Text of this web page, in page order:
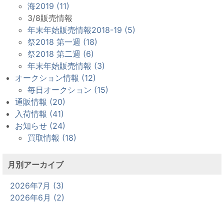
海2019 (11)
3/8販売情報
年末年始販売情報2018-19 (5)
祭2018 第一週 (18)
祭2018 第二週 (6)
年末年始販売情報 (3)
オークション情報 (12)
毎日オークション (15)
通販情報 (20)
入荷情報 (41)
お知らせ (24)
買取情報 (18)
月別アーカイブ
2026年7月 (3)
2026年6月 (2)